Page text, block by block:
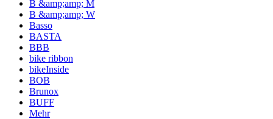
B &amp;amp; M
B &amp;amp; W
Basso
BASTA
BBB
bike ribbon
bikeInside
BOB
Brunox
BUFF
Mehr